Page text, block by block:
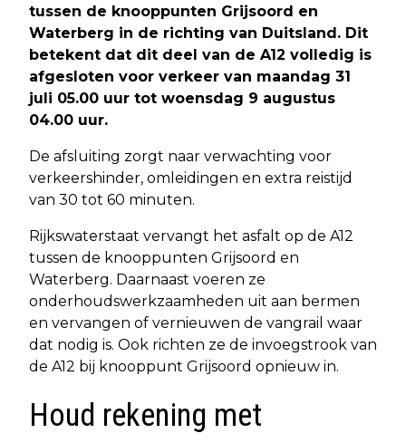
tussen de knooppunten Grijsoord en
Waterberg in de richting van Duitsland. Dit
betekent dat dit deel van de A12 volledig is
afgesloten voor verkeer van maandag 31
juli 05.00 uur tot woensdag 9 augustus
04.00 uur.
De afsluiting zorgt naar verwachting voor
verkeershinder, omleidingen en extra reistijd
van 30 tot 60 minuten.
Rijkswaterstaat vervangt het asfalt op de A12
tussen de knooppunten Grijsoord en
Waterberg. Daarnaast voeren ze
onderhoudswerkzaamheden uit aan bermen
en vervangen of vernieuwen de vangrail waar
dat nodig is. Ook richten ze de invoegstrook van
de A12 bij knooppunt Grijsoord opnieuw in.
Houd rekening met